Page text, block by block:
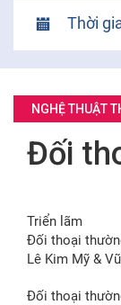
GIỎ HÀNG
Thời
NGHỆ THUẬT
Đối
Triển lãm
Đối thoại
Lê Kim Mỹ &
Đối thoại